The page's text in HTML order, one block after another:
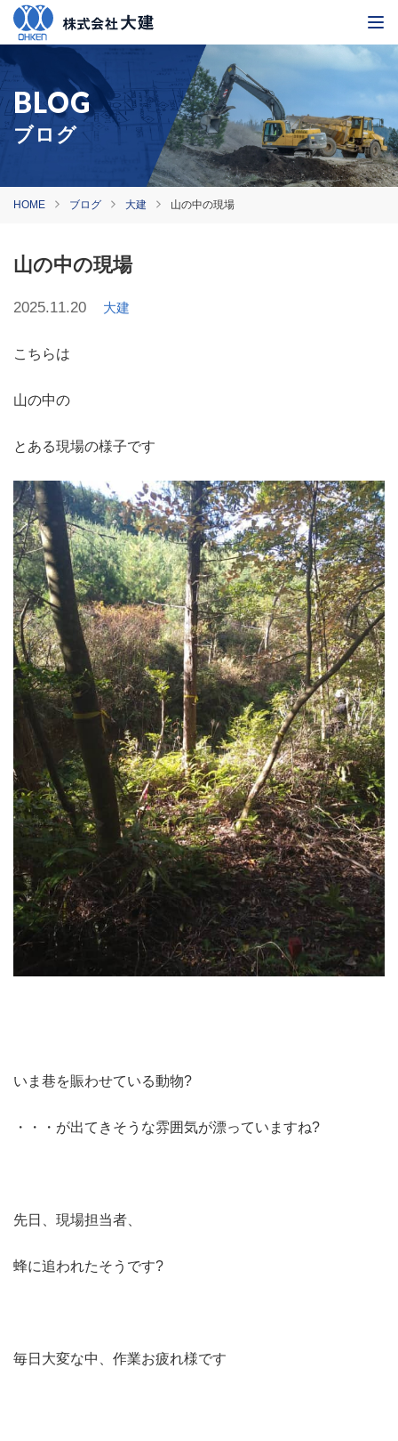
ブログ
HOME ブログ 大建 山の中の現場
山の中の現場
2025.11.20 大建
こちらは
山の中の
とある現場の様子です
いま巷を賑わせている動物?
・・・が出てきそうな雰囲気が漂っていますね?
先日、現場担当者、
蜂に追われたそうです?
毎日大変な中、作業お疲れ様です